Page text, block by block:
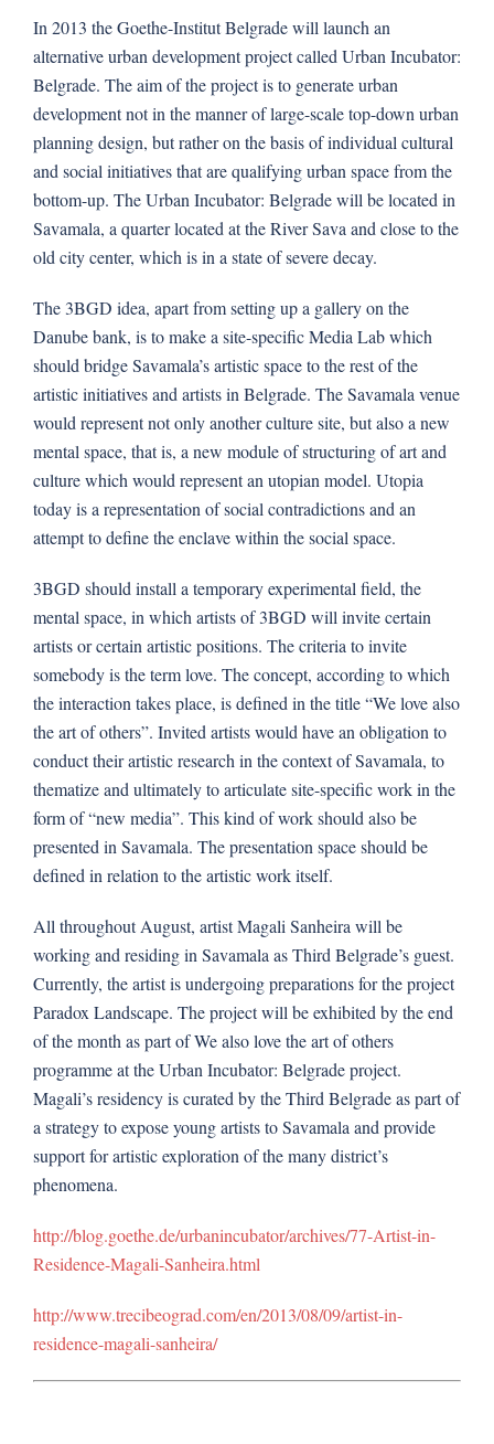
In 2013 the Goethe-Institut Belgrade will launch an
alternative urban development project called Urban Incubator:
Belgrade. The aim of the project is to generate urban
development not in the manner of large-scale top-down urban
planning design, but rather on the basis of individual cultural
and social initiatives that are qualifying urban space from the
bottom-up. The Urban Incubator: Belgrade will be located in
Savamala, a quarter located at the River Sava and close to the
old city center, which is in a state of severe decay.
The 3BGD idea, apart from setting up a gallery on the
Danube bank, is to make a site-specific Media Lab which
should bridge Savamala’s artistic space to the rest of the
artistic initiatives and artists in Belgrade. The Savamala venue
would represent not only another culture site, but also a new
mental space, that is, a new module of structuring of art and
culture which would represent an utopian model. Utopia
today is a representation of social contradictions and an
attempt to define the enclave within the social space.
3BGD should install a temporary experimental field, the
mental space, in which artists of 3BGD will invite certain
artists or certain artistic positions. The criteria to invite
somebody is the term love. The concept, according to which
the interaction takes place, is defined in the title “We love also
the art of others”. Invited artists would have an obligation to
conduct their artistic research in the context of Savamala, to
thematize and ultimately to articulate site-specific work in the
form of “new media”. This kind of work should also be
presented in Savamala. The presentation space should be
defined in relation to the artistic work itself.
All throughout August, artist Magali Sanheira will be
working and residing in Savamala as Third Belgrade’s guest.
Currently, the artist is undergoing preparations for the project
Paradox Landscape. The project will be exhibited by the end
of the month as part of We also love the art of others
programme at the Urban Incubator: Belgrade project.
Magali’s residency is curated by the Third Belgrade as part of
a strategy to expose young artists to Savamala and provide
support for artistic exploration of the many district’s
phenomena.
http://blog.goethe.de/urbanincubator/archives/77-Artist-in-
Residence-Magali-Sanheira.html
http://www.trecibeograd.com/en/2013/08/09/artist-in-
residence-magali-sanheira/